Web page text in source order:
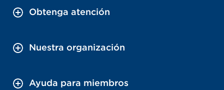
Obtenga atención
Nuestra organización
Ayuda para miembros